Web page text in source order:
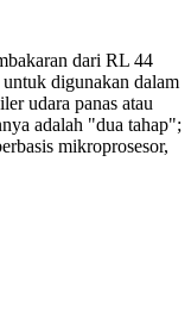
dari RL 44
digunakan dalam
udara panas atau
adalah "dua tahap";
mikroprosesor,